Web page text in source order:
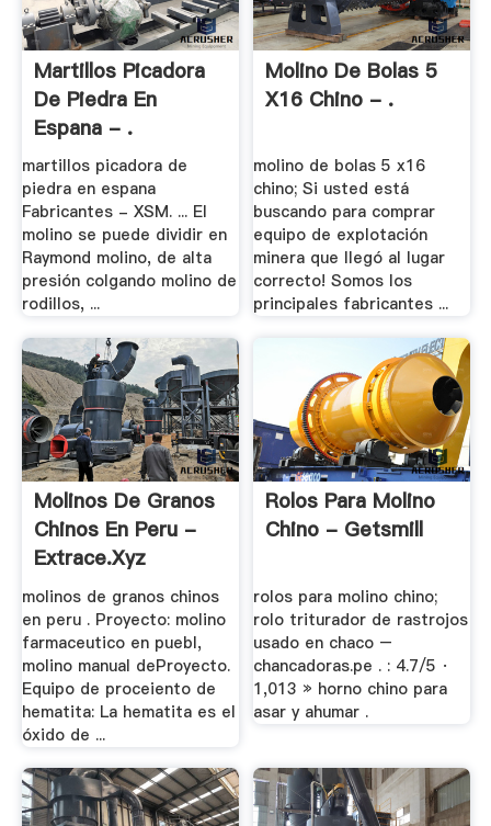
Martillos Picadora
De Piedra En
Espana - .
martillos picadora de
piedra en espana
Fabricantes - XSM. ... El
molino se puede dividir en
Raymond molino, de alta
presión colgando molino de
rodillos, ...
Molino De Bolas 5
X16 Chino - .
molino de bolas 5 x16
chino; Si usted está
buscando para comprar
equipo de explotación
minera que llegó al lugar
correcto! Somos los
principales fabricantes ...
Molinos De Granos
Chinos En Peru -
Extrace.xyz
molinos de granos chinos
en peru . Proyecto: molino
farmaceutico en puebl,
molino manual deProyecto.
Equipo de proceiento de
hematita: La hematita es el
óxido de ...
Rolos Para Molino
Chino - Getsmill
rolos para molino chino;
rolo triturador de rastrojos
usado en chaco –
chancadoras.pe . : 4.7/5 ·
1,013 » horno chino para
asar y ahumar .